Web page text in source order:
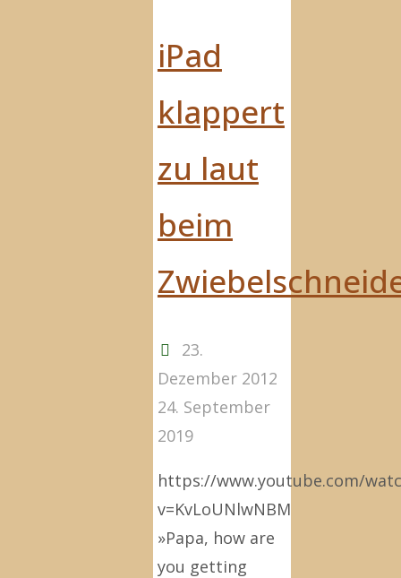
Ei-
Fones"
iPad
klappert
zu laut
beim
23.
Dezember 2012
24. September
2019
https://www.youtube.com/
v=KvLoUNlwNBM
»Papa, how are
you getting